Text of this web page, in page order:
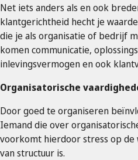
Net iets anders als en ook
klantgerichtheid hecht je
die je als organisatie of bedrijf
komen communicatie,
inlevingsvermogen en ook
Organisatorische
Door goed te organiseren
Iemand die over
voorkomt hierdoor stress op
van structuur is.